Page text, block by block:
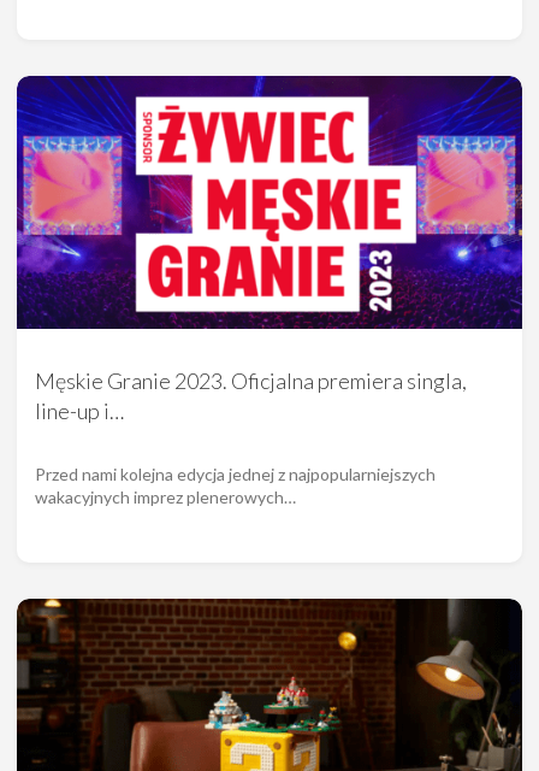
Męskie Granie 2023. Oficjalna premiera singla,
line-up i…
Przed nami kolejna edycja jednej z najpopularniejszych
wakacyjnych imprez plenerowych…